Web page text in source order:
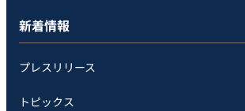
新着情報
プレスリリース
トピックス